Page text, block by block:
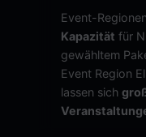
Event-
Kapazität für
gewähltem
Event Region
lassen sich